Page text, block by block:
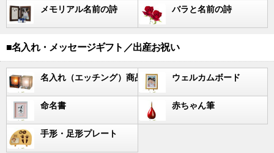
メモリアル名前の詩 バラと名前の詩
■名入れ・メッセージギフト／出産お祝い
名入れ（エッチング）商品 ウェルカムボード
命名書 赤ちゃん筆
手形・足形プレート